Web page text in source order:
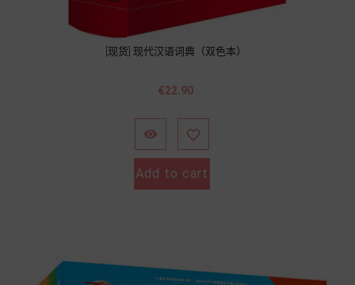
[现货] 现代汉语词典（双色本）
價
€22.90
 
Add to cart